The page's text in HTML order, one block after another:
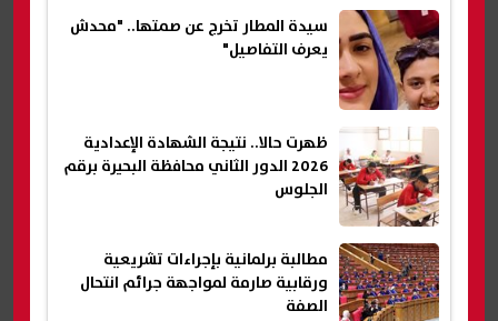
سيدة المطار تخرج عن صمتها.. "محدش
يعرف التفاصيل"
ظهرت حالا.. نتيجة الشهادة الإعدادية
2026 الدور الثاني محافظة البحيرة برقم
الجلوس
مطالبة برلمانية بإجراءات تشريعية
ورقابية صارمة لمواجهة جرائم انتحال
الصفة